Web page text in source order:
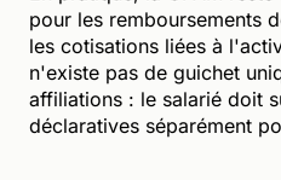
pour les remboursements
les cotisations liées à
n'existe pas de guichet
affiliations : le salarié doit
déclaratives séparément